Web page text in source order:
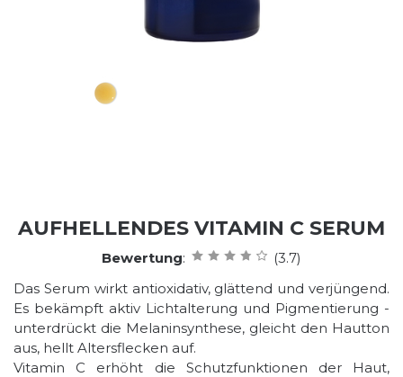
AUFHELLENDES VITAMIN C SERUM
Bewertung:
(3.7)
Das Serum wirkt antioxidativ, glättend und verjüngend.
Es bekämpft aktiv Lichtalterung und Pigmentierung -
unterdrückt die Melaninsynthese, gleicht den Hautton
aus, hellt Altersflecken auf.
Vitamin C erhöht die Schutzfunktionen der Haut,